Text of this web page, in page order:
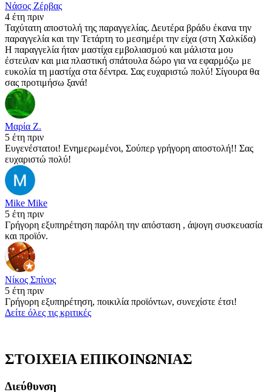
Νάσος Ζέρβας
4 έτη πριν
Ταχύτατη αποστολή της παραγγελίας. Δευτέρα βράδυ έκανα την
παραγγελία και την Τετάρτη το μεσημέρι την είχα (στη Χαλκίδα)
Η παραγγελία ήταν μαστίχα εμβολιασμού και μάλιστα μου
έστειλαν και μια πλαστική σπάτουλα δώρο για να εφαρμόζω με
ευκολία τη μαστίχα στα δέντρα. Σας ευχαριστώ πολύ! Σίγουρα θα
σας προτιμήσω ξανά!
Μαρία Ζ.
5 έτη πριν
Ευγενέστατοι! Ενημερωμένοι, Σούπερ γρήγορη αποστολή!! Σας
ευχαριστώ πολύ!
Mike Mike
5 έτη πριν
Γρήγορη εξυπηρέτηση παρόλη την απόσταση , άψογη συσκευασία
και προϊόν.
Νίκος Σπίνος
5 έτη πριν
Γρήγορη εξυπηρέτηση, ποικιλία προϊόντων, συνεχίστε έτσι!
Δείτε όλες τις κριτικές
ΣΤΟΙΧΕΙΑ ΕΠΙΚΟΙΝΩΝΙΑΣ
Διεύθυνση